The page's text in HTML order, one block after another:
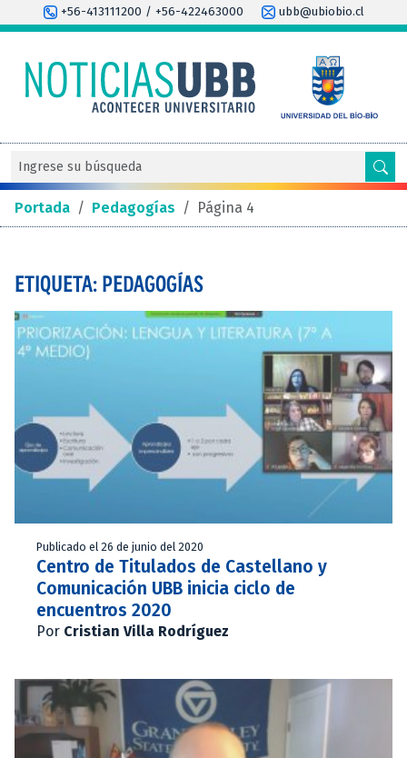
+56-413111200 / +56-422463000 ubb@ubiobio.cl
Portada / Pedagogías / Página 4
ETIQUETA: PEDAGOGÍAS
Publicado el 26 de junio del 2020
Centro de Titulados de Castellano y
Comunicación UBB inicia ciclo de
encuentros 2020
Por Cristian Villa Rodríguez